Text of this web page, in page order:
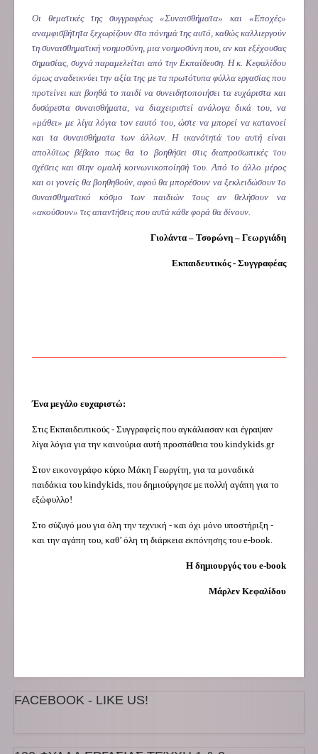
Οι θεματικές της συγγραφέως «Συναισθήματα» και «Εποχές»
αναμφισβήτητα ξεχωρίζουν στο πόνημά της αυτό, καθώς καλλιεργούν
τη συναισθηματική νοημοσύνη, μια νοημοσύνη που, αν και εξέχουσας
σημασίας, συχνά παραμελείται από την Εκπαίδευση. Η κ. Κεφαλίδου
όμως αναδεικνύει την αξία της με τα πρωτότυπα φύλλα εργασίας που
προτείνει και βοηθά το παιδί να συνειδητοποιήσει τα ευχάριστα και
δυσάρεστα συναισθήματα, να διαχειριστεί ανάλογα δικά του, να
«μάθει» με λίγα λόγια τον εαυτό του, ώστε να μπορεί να κατανοεί
και τα συναισθήματα των άλλων. Η ικανότητά του αυτή είναι
απολύτως βέβαιο πως θα το βοηθήσει στις διαπροσωπικές του
σχέσεις και στην ομαλή κοινωνικοποίησή του. Από το άλλο μέρος
και οι γονείς θα βοηθηθούν, αφού θα μπορέσουν να ξεκλειδώσουν το
συναισθηματικό κόσμο των παιδιών τους αν θελήσουν να
«ακούσουν» τις απαντήσεις που αυτά κάθε φορά θα δίνουν.
Γιολάντα – Τσορώνη – Γεωργιάδη
Εκπαιδευτικός - Συγγραφέας
Ένα μεγάλο ευχαριστώ:
Στις Εκπαιδευτικούς - Συγγραφείς που αγκάλιασαν και έγραψαν
λίγα λόγια για την καινούρια αυτή προσπάθεια του kindykids.gr
Στον εικονογράφο κύριο Μάκη Γεωργίτη, για τα μοναδικά
παιδάκια του kindykids, που δημιούργησε με πολλή αγάπη για το
εξώφυλλο!
Στο σύζυγό μου για όλη την τεχνική - και όχι μόνο υποστήριξη -
και την αγάπη του, καθ’ όλη τη διάρκεια εκπόνησης του e-book.
Η δημιουργός του e-book
Μάρλεν Κεφαλίδου
FACEBOOK - LIKE US!